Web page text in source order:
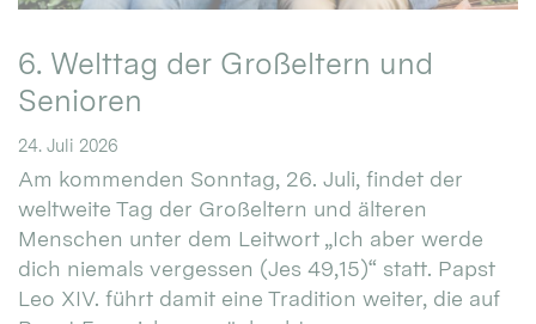
6. Welttag der Großeltern und
Senioren
24. Juli 2026
Am kommenden Sonntag, 26. Juli, findet der
weltweite Tag der Großeltern und älteren
Menschen unter dem Leitwort „Ich aber werde
dich niemals vergessen (Jes 49,15)“ statt. Papst
Leo XIV. führt damit eine Tradition weiter, die auf